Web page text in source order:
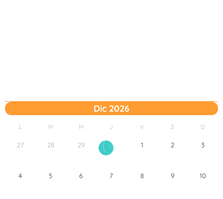
Dic 2026
L M M J V S D
27 28 29 30 1 2 3
4 5 6 7 8 9 10